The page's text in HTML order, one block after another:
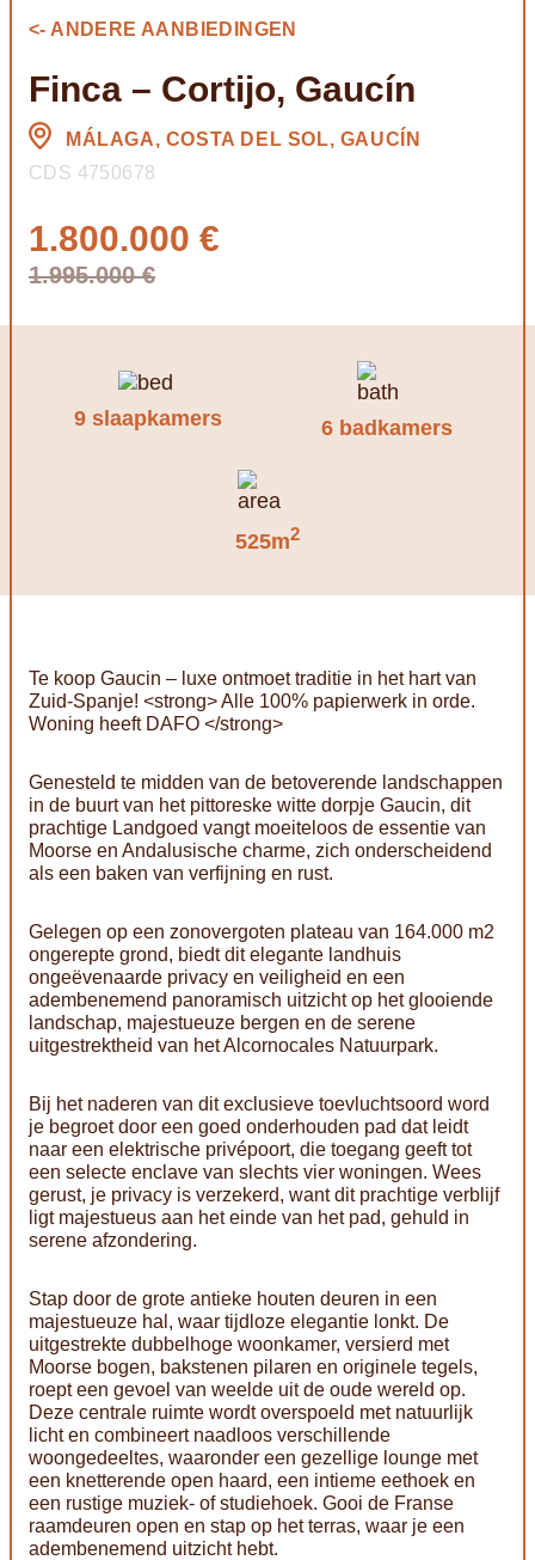
<- ANDERE AANBIEDINGEN
Finca – Cortijo, Gaucín
MÁLAGA, COSTA DEL SOL, GAUCÍN
CDS 4750678
1.800.000 €
1.995.000 €
9 slaapkamers 6 badkamers
525m2
Te koop Gaucin – luxe ontmoet traditie in het hart van
Zuid-Spanje! <strong> Alle 100% papierwerk in orde.
Woning heeft DAFO </strong>
Genesteld te midden van de betoverende landschappen
in de buurt van het pittoreske witte dorpje Gaucin, dit
prachtige Landgoed vangt moeiteloos de essentie van
Moorse en Andalusische charme, zich onderscheidend
als een baken van verfijning en rust.
Gelegen op een zonovergoten plateau van 164.000 m2
ongerepte grond, biedt dit elegante landhuis
ongeëvenaarde privacy en veiligheid en een
adembenemend panoramisch uitzicht op het glooiende
landschap, majestueuze bergen en de serene
uitgestrektheid van het Alcornocales Natuurpark.
Bij het naderen van dit exclusieve toevluchtsoord word
je begroet door een goed onderhouden pad dat leidt
naar een elektrische privépoort, die toegang geeft tot
een selecte enclave van slechts vier woningen. Wees
gerust, je privacy is verzekerd, want dit prachtige verblijf
ligt majestueus aan het einde van het pad, gehuld in
serene afzondering.
Stap door de grote antieke houten deuren in een
majestueuze hal, waar tijdloze elegantie lonkt. De
uitgestrekte dubbelhoge woonkamer, versierd met
Moorse bogen, bakstenen pilaren en originele tegels,
roept een gevoel van weelde uit de oude wereld op.
Deze centrale ruimte wordt overspoeld met natuurlijk
licht en combineert naadloos verschillende
woongedeeltes, waaronder een gezellige lounge met
een knetterende open haard, een intieme eethoek en
een rustige muziek- of studiehoek. Gooi de Franse
raamdeuren open en stap op het terras, waar je een
adembenemend uitzicht hebt.